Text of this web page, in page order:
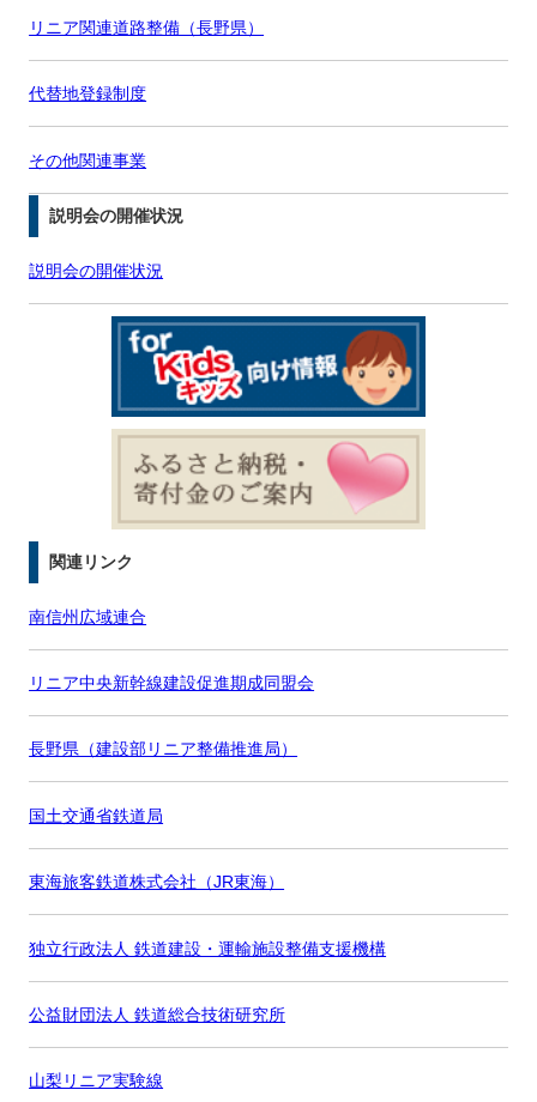
リニア関連道路整備（長野県）
代替地登録制度
その他関連事業
説明会の開催状況
説明会の開催状況
関連リンク
南信州広域連合
リニア中央新幹線建設促進期成同盟会
長野県（建設部リニア整備推進局）
国土交通省鉄道局
東海旅客鉄道株式会社（JR東海）
独立行政法人 鉄道建設・運輸施設整備支援機構
公益財団法人 鉄道総合技術研究所
山梨リニア実験線